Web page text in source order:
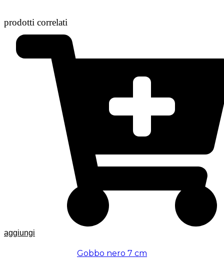
prodotti correlati
aggiungi
Gobbo nero 7 cm